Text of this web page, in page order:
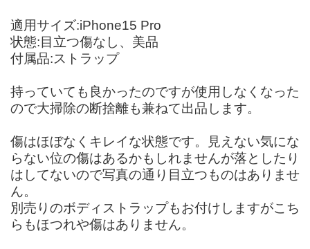
適用サイズ:iPhone15 Pro
状態:目立つ傷なし、美品
付属品:ストラップ
持っていても良かったのですが使用しなくなった
ので大掃除の断捨離も兼ねて出品します。
傷はほぼなくキレイな状態です。見えない気にな
らない位の傷はあるかもしれませんが落としたり
はしてないので写真の通り目立つものはありませ
ん。
別売りのボディストラップもお付けしますがこち
らもほつれや傷はありません。